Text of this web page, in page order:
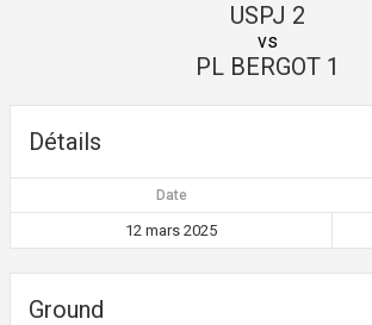
USPJ 2
vs
PL BERGOT 1
Détails
Date
12 mars 2025
Ground